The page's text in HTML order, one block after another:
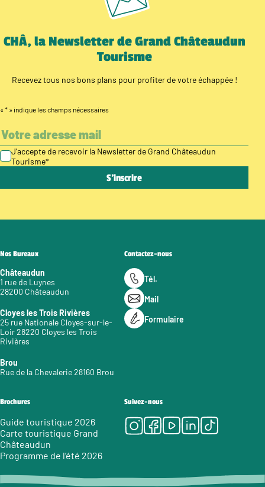
CHÂ, la Newsletter de Grand Châteaudun
Tourisme
Recevez tous nos bons plans pour profiter de votre échappée !
« * » indique les champs nécessaires
J’accepte de recevoir la Newsletter de Grand Châteaudun
Tourisme*
Nos Bureaux
Châteaudun
1 rue de Luynes
28200 Châteaudun
Cloyes les Trois Rivières
25 rue Nationale Cloyes-sur-le-
Loir 28220 Cloyes les Trois
Rivières
Brou
Rue de la Chevalerie 28160 Brou
Contactez-nous
Tél.
Mail
Formulaire
Brochures
Guide touristique 2026
Carte touristique Grand
Châteaudun
Programme de l’été 2026
Suivez-nous
Instagram
Facebook
Youtube
LinkedIn
Tiktok